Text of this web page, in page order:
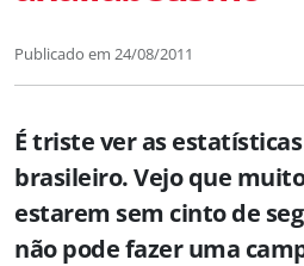
Publicado em 24/08/2011
É triste ver as
brasileiro. Vejo que
estarem sem cinto de
não pode fazer uma